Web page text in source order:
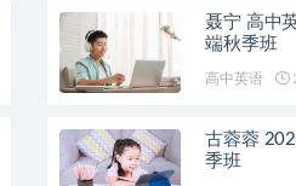
聂宁 高中
端秋季班
高中英语
古蓉蓉
季班